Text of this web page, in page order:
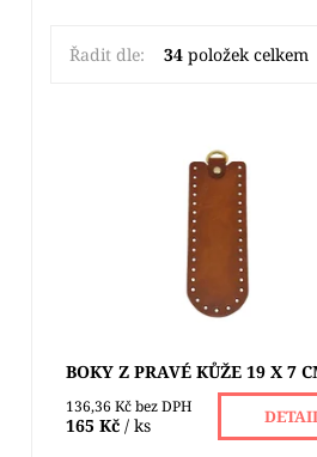
Řadit dle: 34položek celkem
Velmi hezky zpracované boky na
háčkované nebo pletené tašky z
nejkvalitnější přírodní kůže,
bezchromovou metodou, s CE
certifikátem. Taška...
Skladem 2 ks
BOKY Z PRAVÉ KŮŽE 19 X 7
136,36 Kč bez DPH
165 Kč / ks